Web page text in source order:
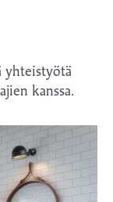
yhteistyötä
kanssa.